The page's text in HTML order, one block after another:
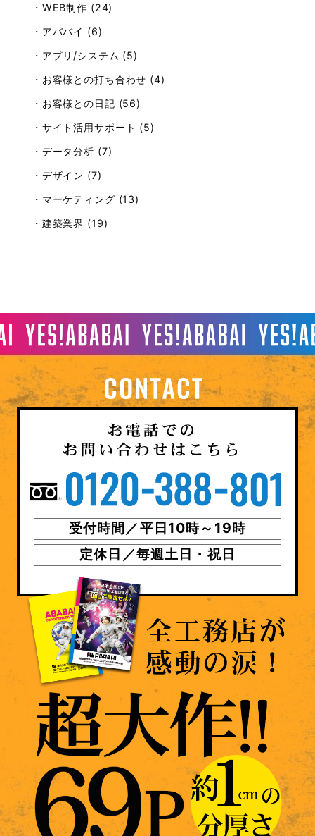
・WEB制作 (24)
・アババイ (6)
・アプリ/システム (5)
・お客様との打ち合わせ (4)
・お客様との日記 (56)
・サイト活用サポート (5)
・データ分析 (7)
・デザイン (7)
・マーケティング (13)
・建築業界 (19)
受付時間／平日10時～19時
定休日／毎週土日・祝日